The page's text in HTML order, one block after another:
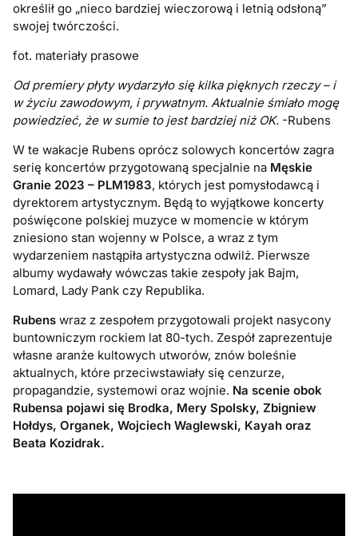
określił go „nieco bardziej wieczorową i letnią odsłoną”
swojej twórczości.
fot. materiały prasowe
Od premiery płyty wydarzyło się kilka pięknych rzeczy – i
w życiu zawodowym, i prywatnym. Aktualnie śmiało mogę
powiedzieć, że w sumie to jest bardziej niż OK. -Rubens
W te wakacje Rubens oprócz solowych koncertów zagra
serię koncertów przygotowaną specjalnie na Męskie
Granie 2023 – PLM1983, których jest pomysłodawcą i
dyrektorem artystycznym. Będą to wyjątkowe koncerty
poświęcone polskiej muzyce w momencie w którym
zniesiono stan wojenny w Polsce, a wraz z tym
wydarzeniem nastąpiła artystyczna odwilż. Pierwsze
albumy wydawały wówczas takie zespoły jak Bajm,
Lomard, Lady Pank czy Republika.
Rubens wraz z zespołem przygotowali projekt nasycony
buntowniczym rockiem lat 80-tych. Zespół zaprezentuje
własne aranże kultowych utworów, znów boleśnie
aktualnych, które przeciwstawiały się cenzurze,
propagandzie, systemowi oraz wojnie. Na scenie obok
Rubensa pojawi się Brodka, Mery Spolsky, Zbigniew
Hołdys, Organek, Wojciech Waglewski, Kayah oraz
Beata Kozidrak.